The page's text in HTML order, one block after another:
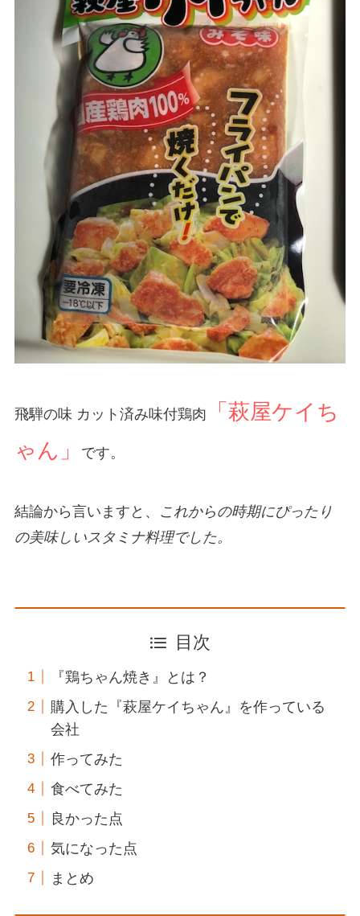
飛騨の味 カット済み味付鶏肉
「萩屋ケイち
ゃん」
です。
結論から言いますと、
これからの時期にぴったり
の美味しいスタミナ料理でした。
目次
『鶏ちゃん焼き』とは？
購入した『萩屋ケイちゃん』を作っている
会社
作ってみた
食べてみた
良かった点
気になった点
まとめ